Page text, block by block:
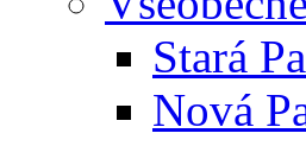
Stará
Nová